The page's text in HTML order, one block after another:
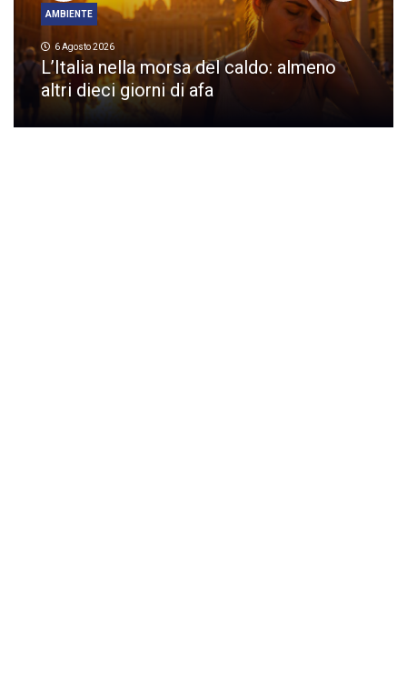
AMBIENTE
6 Agosto 2026
L’Italia nella morsa del caldo: almeno
altri dieci giorni di afa